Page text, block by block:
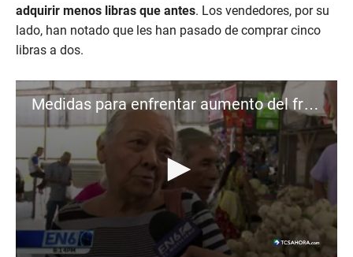
adquirir menos libras que antes. Los vendedores, por su
lado, han notado que les han pasado de comprar cinco
libras a dos.
Medidas para enfrentar aumento del frijol